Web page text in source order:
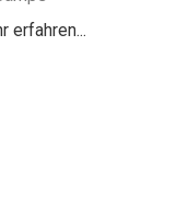
erfahren...